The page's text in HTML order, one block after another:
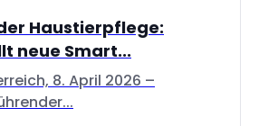
Haustierpflege:
neue Smart...
8. April 2026 –